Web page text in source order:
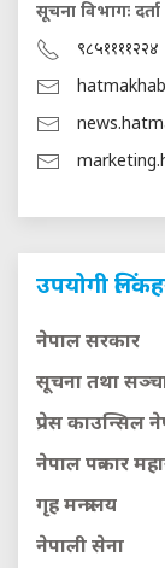
सूचना विभागः
९८५११११२२४
उपयोगी
नेपाल सरकार
सूचना तथा
प्रेस काउन्सिल
नेपाल पत्रकार
गृह मन्त्रालय
नेपाली सेना